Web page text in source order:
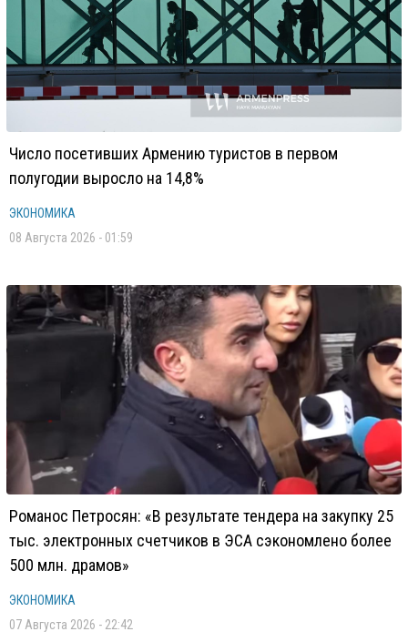
Число посетивших Армению туристов в первом
полугодии выросло на 14,8%
ЭКОНОМИКА
08 Августа 2026 - 01:59
Романос Петросян: «В результате тендера на закупку 25
тыс. электронных счетчиков в ЭСА сэкономлено более
500 млн. драмов»
ЭКОНОМИКА
07 Августа 2026 - 22:42